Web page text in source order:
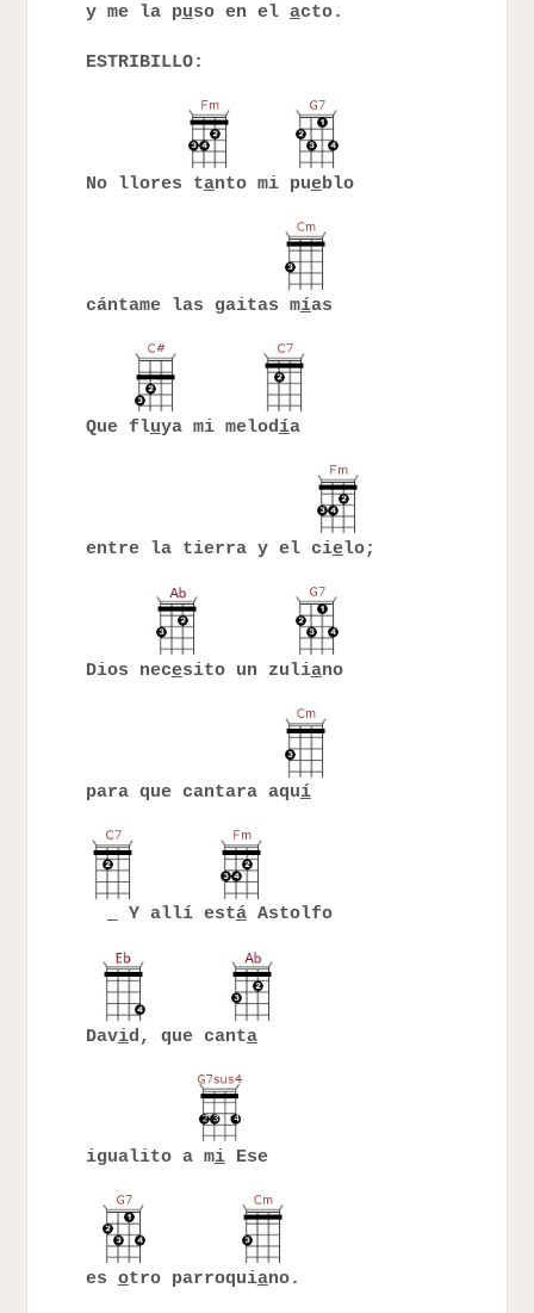
y me la puso en el acto.
ESTRIBILLO:
No llores tanto mi pueblo
cántame las gaitas mías
Que fluya mi melodía
entre la tierra y el cielo;
Dios necesito un zuliano
para que cantara aquí
Y allí estáAstolfo
David, que canta
igualito a miEse
es otro parroquiano.